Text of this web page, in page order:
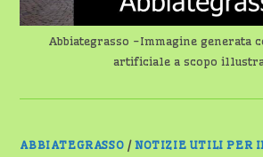
Abbiategrasso -Immagine generata
artificiale a scopo
ABBIATEGRASSO /NOTIZIE UTILI PER